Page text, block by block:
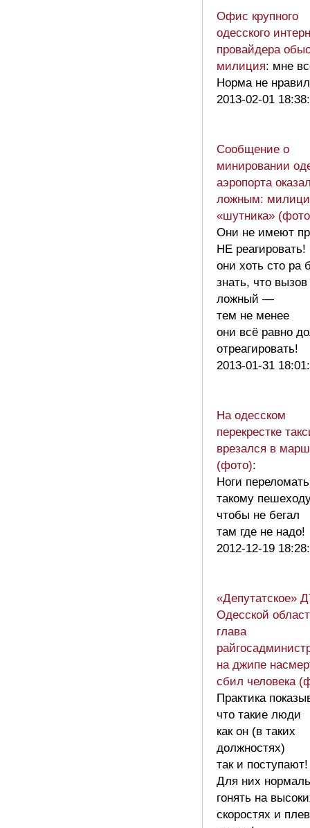
Офис крупного
одесского
провайдера
милиция: мне
Норма не
2013-02-01
Сообщение о
минировании
аэропорта
ложным:
«шутника»
Они не имеют
НЕ реагировать!
они хоть сто ра
знать, что вызов
ложный —
тем не менее
они всё равно
отреагировать!
2013-01-31
На одесском
перекрестке
врезался в
(фото):
Ноги переломать
такому
чтобы не бегал
там где не
2012-12-19
«Депутатское»
Одесской
глава
на джипе
сбил человека
Практика
что такие люди
как он (в таких
должностях)
так и поступают!
Для них
гонять на
скоростях и